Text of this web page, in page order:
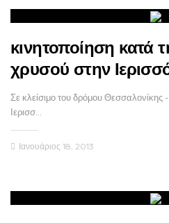
κινητοποίηση κατά
χρυσού στην
Σε κλείσιμο του δρόμου
Ιερισσ…
Ιανουάριος 18, 2013